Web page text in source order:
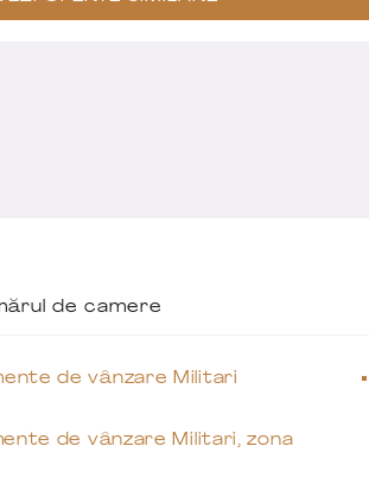
de camere
de vânzare Militari
de vânzare Militari, zona